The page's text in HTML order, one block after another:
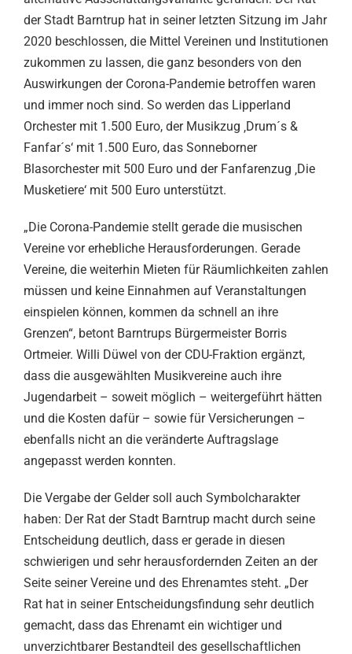
der Stadt Barntrup hat in seiner letzten Sitzung im Jahr
2020 beschlossen, die Mittel Vereinen und Institutionen
zukommen zu lassen, die ganz besonders von den
Auswirkungen der Corona-Pandemie betroffen waren
und immer noch sind. So werden das Lipperland
Orchester mit 1.500 Euro, der Musikzug ‚Drum´s &
Fanfar´s‘ mit 1.500 Euro, das Sonneborner
Blasorchester mit 500 Euro und der Fanfarenzug ‚Die
Musketiere‘ mit 500 Euro unterstützt.
„Die Corona-Pandemie stellt gerade die musischen
Vereine vor erhebliche Herausforderungen. Gerade
Vereine, die weiterhin Mieten für Räumlichkeiten zahlen
müssen und keine Einnahmen auf Veranstaltungen
einspielen können, kommen da schnell an ihre
Grenzen“, betont Barntrups Bürgermeister Borris
Ortmeier. Willi Düwel von der CDU-Fraktion ergänzt,
dass die ausgewählten Musikvereine auch ihre
Jugendarbeit – soweit möglich – weitergeführt hätten
und die Kosten dafür – sowie für Versicherungen –
ebenfalls nicht an die veränderte Auftragslage
angepasst werden konnten.
Die Vergabe der Gelder soll auch Symbolcharakter
haben: Der Rat der Stadt Barntrup macht durch seine
Entscheidung deutlich, dass er gerade in diesen
schwierigen und sehr herausfordernden Zeiten an der
Seite seiner Vereine und des Ehrenamtes steht. „Der
Rat hat in seiner Entscheidungsfindung sehr deutlich
gemacht, dass das Ehrenamt ein wichtiger und
unverzichtbarer Bestandteil des gesellschaftlichen